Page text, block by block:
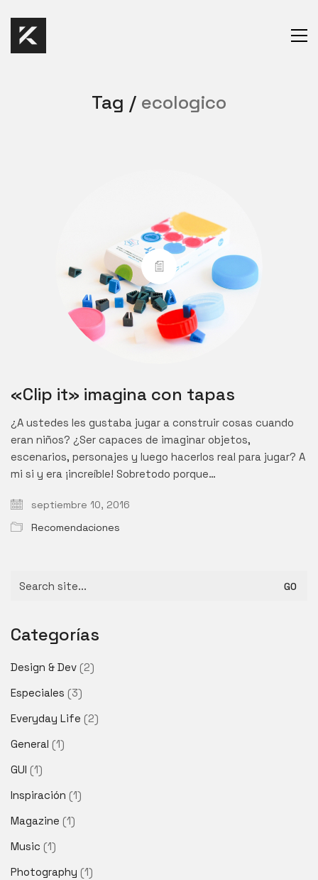
Tag / ecologico
«Clip it» imagina con tapas
¿A ustedes les gustaba jugar a construir cosas cuando
eran niños? ¿Ser capaces de imaginar objetos,
escenarios, personajes y luego hacerlos real para jugar? A
mi si y era ¡increíble! Sobretodo porque…
septiembre 10, 2016
Recomendaciones
Categorías
Design & Dev (2)
Especiales (3)
Everyday Life (2)
General (1)
GUI (1)
Inspiración (1)
Magazine (1)
Music (1)
Photography (1)